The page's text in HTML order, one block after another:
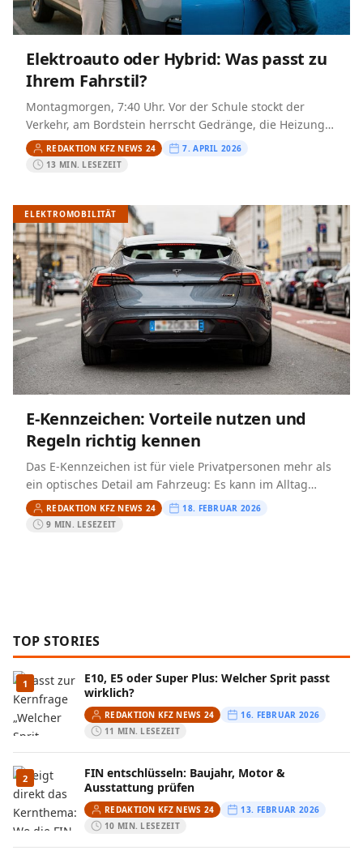
Elektroauto oder Hybrid: Was passt zu
Ihrem Fahrstil?
Montagmorgen, 7:40 Uhr. Vor der Schule stockt der
Verkehr, am Bordstein herrscht Gedränge, die Heizung
läuft, und im Cockpit leuchtet entweder die elektrische
Restreichweite oder…
REDAKTION KFZ NEWS 24
7. APRIL 2026
13 MIN. LESEZEIT
ELEKTROMOBILITÄT
E-Kennzeichen: Vorteile nutzen und
Regeln richtig kennen
Das E-Kennzeichen ist für viele Privatpersonen mehr als
ein optisches Detail am Fahrzeug: Es kann im Alltag
echte Erleichterungen bringen und signalisiert zugleich,
dass Ihr…
REDAKTION KFZ NEWS 24
18. FEBRUAR 2026
9 MIN. LESEZEIT
TOP STORIES
1
E10, E5 oder Super Plus: Welcher Sprit passt
wirklich?
REDAKTION KFZ NEWS 24
16. FEBRUAR 2026
11 MIN. LESEZEIT
2
FIN entschlüsseln: Baujahr, Motor &
Ausstattung prüfen
REDAKTION KFZ NEWS 24
13. FEBRUAR 2026
10 MIN. LESEZEIT